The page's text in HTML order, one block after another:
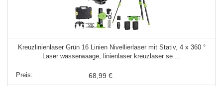
Kreuzlinienlaser Grün 16 Linien Nivellierlaser mit Stativ, 4 x 360 °
Laser wasserwaage, linienlaser kreuzlaser se ...
68,99 €